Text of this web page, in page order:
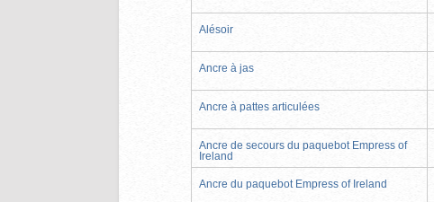
Alésoir
Ancre à jas
Ancre à pattes articulées
Ancre de secours du paquebot Empress of
Ireland
Ancre du paquebot Empress of Ireland